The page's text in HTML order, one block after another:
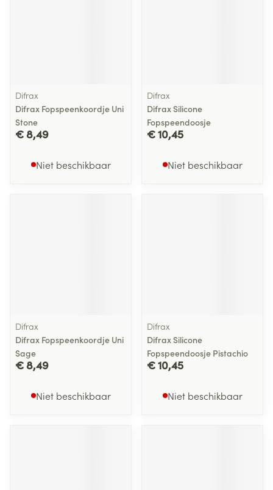
Difrax
Difrax Fopspeenkoordje Uni
Stone
€ 8,49
Niet beschikbaar
Difrax
Difrax Silicone
Fopspeendoosje
€ 10,45
Niet beschikbaar
Difrax
Difrax Fopspeenkoordje Uni
Sage
€ 8,49
Niet beschikbaar
Difrax
Difrax Silicone
Fopspeendoosje Pistachio
€ 10,45
Niet beschikbaar